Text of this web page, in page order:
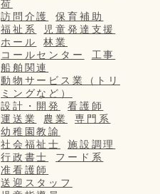
荷
訪問介護
保育補助
福祉系
児童発達支援
ホール
林業
コールセンター
工事
船舶関連
動物サービス業（トリ
ミングなど）
設計・開発
看護師
運送業
農業
専門系
幼稚園教諭
社会福祉士
施設調理
行政書士
フード系
准看護師
送迎スタッフ